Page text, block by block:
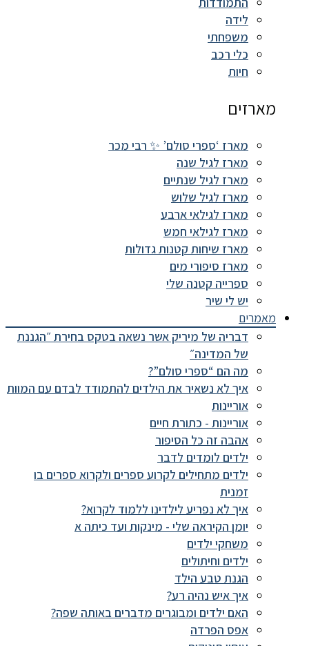
לידה
משפחתי
כלי רכב
חיות
מארזים
מארז ‘ספרי סולם’ ✨ רבי מכר
מארז לגיל שנה
מארז לגיל שנתיים
מארז לגיל שלוש
מארז לגילאי ארבע
מארז לגילאי חמש
מארז שיחות קטנות גדולות
מארז סיפורי מים
ספרייה קטנה שלי
יש לי שיר
מאמרים
דבריה של מיריק אשר נשאה בטקס בחירת ״הגננת
של המדינה״
מה הם “ספרי סולם”?
איך לא נשאיר את הילדים להתמודד לבדם עם המוות
אוריינות
אוריינות - כתורת חיים
אהבה זה כל הסיפור
ילדים לומדים לדבר
ילדים מתחילים לקרוע ספרים ולקרוא ספרים בו
זמנית
איך לא נפריע לילדינו ללמוד לקרוא?
יומן הקיראה שלי - מינקות ועד כיתה א
משחקי ילדים
ילדים וחיתולים
הגנת טבע הילד
איך איש נהיה רע?
האם ילדים ומבוגרים מדברים באותה שפה?
אפס הפרדה